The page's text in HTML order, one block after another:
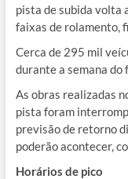
pista de subida volta
faixas de rolamento,
Cerca de 295 mil
durante a semana do
As obras realizadas
pista foram
previsão de retorno
poderão acontecer,
Horários de pico